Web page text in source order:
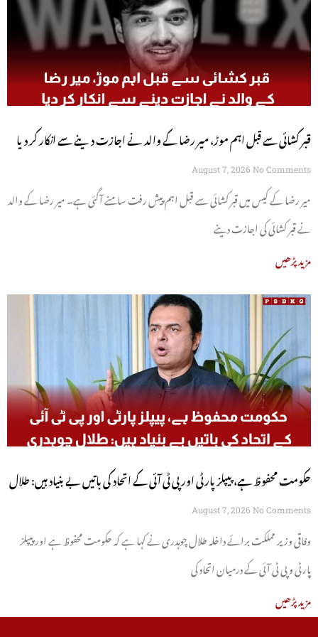
قبر کشائی سے قبل اہم موڑ، میر رضا کے والد نے اجازت دینے سے انکار کر دیا
August 7, 2026 No Comments
میر رضا کے کیس میں قبر کشائی سے قبل اہم پیش رفت سامنے آگئی ہے۔ میر رضا کے والد
نے قبر کشائی کی اجازت دینے
مزید پڑھیں
حکومت محفوظ ہے، پیپلز پارٹی اور پی ٹی آئی کے اتحاد کی باتیں بے بنیاد ہیں: طلال
چوہدری
August 7, 2026 No Comments
وفاقی وزیر مملکت برائے داخلہ طلال چوہدری نے کہا ہے کہ حکومت محفوظ ہے اور پیپلز
پارٹی و پی ٹی آئی کے درمیان اتحاد کی
مزید پڑھیں